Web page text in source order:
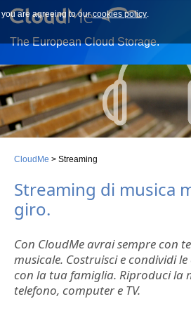
Our site uses cookies. By continuing to
agreeing to our cookies policy.
you are agreeing to ourcookies policy.
The European Cloud Storage.
CloudMe > Streaming
Streaming di musica
giro.
Con CloudMe avrai sempre con
musicale. Costruisci e condividi
con la tua famiglia. Riproduci la
telefono, computer e TV.